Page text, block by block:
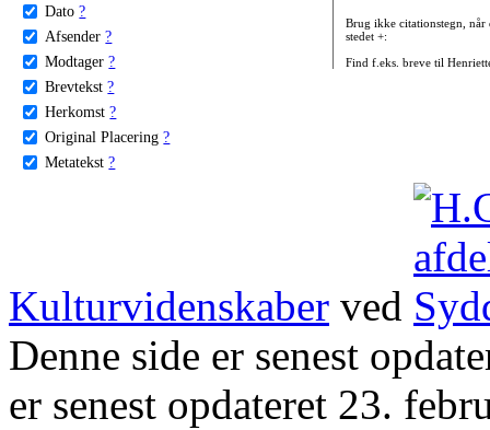
Dato ?
Afsender ?
Modtager ?
Brevtekst ?
Herkomst ?
Original Placering ?
Metatekst ?
Brug ikke citationstegn, når
stedet +:
Find f.eks. breve til
Kulturvidenskaber ved
Denne side er senest
er senest opdateret 23.